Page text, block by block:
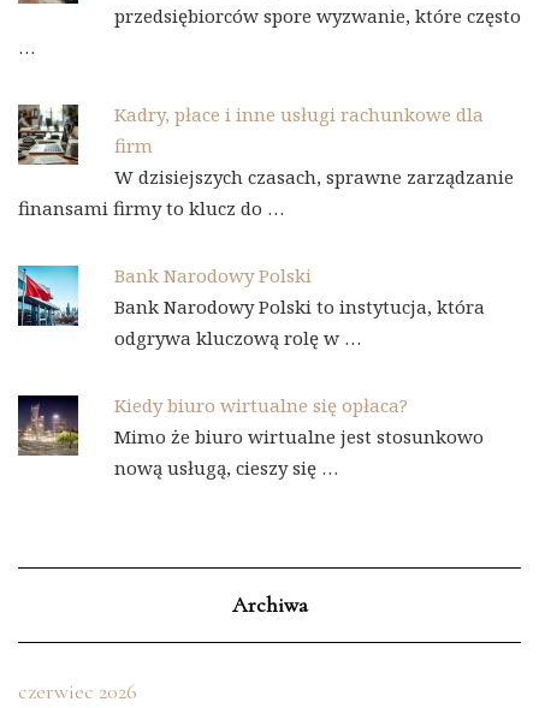
przedsiębiorców spore wyzwanie, które często
…
Kadry, płace i inne usługi rachunkowe dla
firm
W dzisiejszych czasach, sprawne zarządzanie
finansami firmy to klucz do …
Bank Narodowy Polski
Bank Narodowy Polski to instytucja, która
odgrywa kluczową rolę w …
Kiedy biuro wirtualne się opłaca?
Mimo że biuro wirtualne jest stosunkowo
nową usługą, cieszy się …
Archiwa
czerwiec 2026